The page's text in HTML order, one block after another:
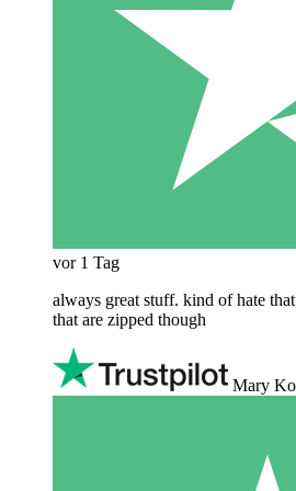
vor 1 Tag
always great stuff. kind of hate
that are zipped though
Mary